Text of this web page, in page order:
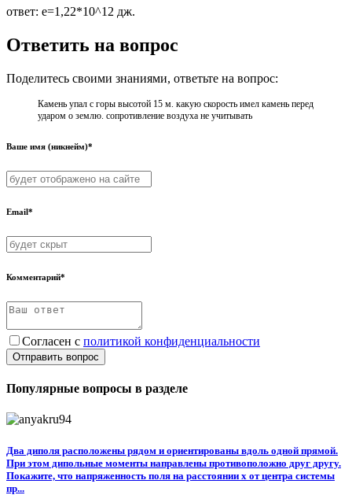
ответ: e=1,22*10^12 дж.
Ответить на вопрос
Поделитесь своими знаниями, ответьте на вопрос:
Камень упал с горы высотой 15 м. какую скорость имел камень перед
ударом о землю. сопротивление воздуха не учитывать
Ваше имя (никнейм)*
Email*
Комментарий*
Согласен с политикой конфиденциальности
Отправить вопрос
Популярные вопросы в разделе
Два диполя расположены рядом и ориентированы вдоль одной прямой.
При этом дипольные моменты направлены противоположно друг другу.
Покажите, что напряженность поля на расстоянии х от центра системы
пр...